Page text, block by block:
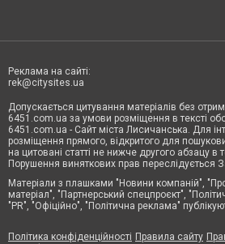
Реклама на сайті:
rek@citysites.ua
Допускається цитування матеріалів без
6451.com.ua за умови розміщення в тексті
6451.com.ua - Сайт міста Лисичанська. Для
розміщення прямого, відкритого для
на цитовані статті не нижче другого абзацу в
Порушення виняткових прав переслідується
Матеріали з плашками "Новини компаній",
матеріал", "Партнерський спецпроєкт",
"PR", "Офіційно", "Політична реклама"
Політика конфіденційності Правила сайту